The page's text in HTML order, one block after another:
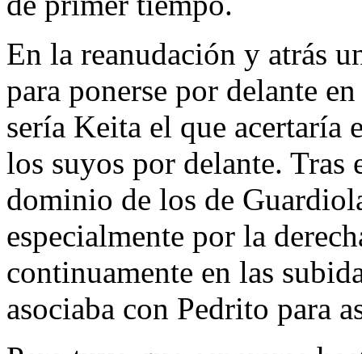
En la reanudación y atrás
para ponerse por delante
sería Keita el que acertaría
los suyos por delante.
dominio de los de
especialmente por la
continuamente en las
asociaba con Pedrito para